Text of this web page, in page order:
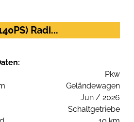
Radi...
Pkw
Geländewagen
Jun / 2026
Schaltgetriebe